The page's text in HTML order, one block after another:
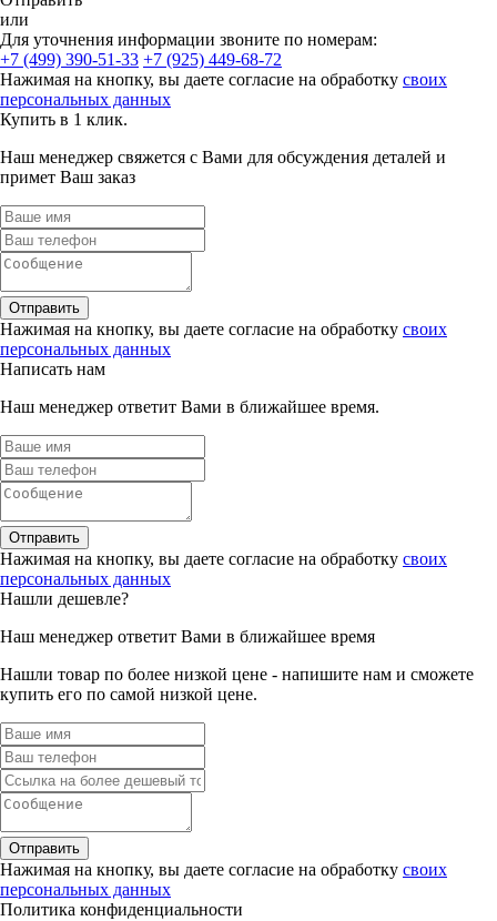
или
Для уточнения информации звоните по номерам:
+7 (499) 390-51-33 +7 (925) 449-68-72
Нажимая на кнопку, вы даете согласие на обработку своих
персональных данных
Купить в 1 клик.
Наш менеджер свяжется с Вами для обсуждения деталей и
примет Ваш заказ
Отправить
Нажимая на кнопку, вы даете согласие на обработку своих
персональных данных
Написать нам
Наш менеджер ответит Вами в ближайшее время.
Отправить
Нажимая на кнопку, вы даете согласие на обработку своих
персональных данных
Нашли дешевле?
Наш менеджер ответит Вами в ближайшее время
Нашли товар по более низкой цене - напишите нам и сможете
купить его по самой низкой цене.
Отправить
Нажимая на кнопку, вы даете согласие на обработку своих
персональных данных
Политика конфиденциальности